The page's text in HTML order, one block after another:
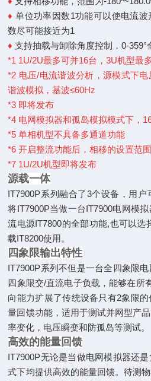
♦单位功率因数1功能可以使电流
数尽可能接近为1
♦支持抽载与卸除角度控制，0-359°
*1 1U/2U最多可并16台，3U机型最
*2 电压/电流谐波分析，源模式下
谐波模拟，基波≤60Hz
*3 即将发布
*4 电网模拟器和孤岛模拟模式下，
*5 单相机型不具备多通道功能
*6 开启整流功能后，相移的设置范
*7 1U/2U机型即将发布
源载一体
IT7900P系列融合了3个设备，用户
将IT7900P当做一台IT7900电网模拟
流电源IT7800的全部功能,也可以选
载IT8200使用。
四象限输出特性
IT7900P系列不但是一台全四象限
四象限交/直流电子负载，能够在所
向能力扩展了传统设备只有2象 限
量回馈功能，适用于测试并网型产
率变化，电压瞬变和防孤岛等测试。
高效的能量回馈
IT7900P无论是当做电网模拟器还是
式下均提供高效的能量回馈。待测